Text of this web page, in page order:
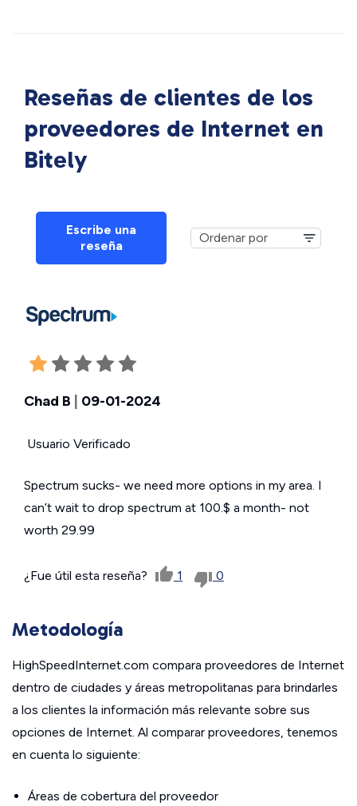
Reseñas de clientes de los
proveedores de Internet en
Bitely
Escribe una
reseña
Chad B 09-01-2024
Usuario Verificado
Spectrum sucks- we need more options in my area. I
can’t wait to drop spectrum at 100.$ a month- not
worth 29.99
¿Fue útil esta reseña? 1 0
Metodología
HighSpeedInternet.com compara proveedores de Internet
dentro de ciudades y áreas metropolitanas para brindarles
a los clientes la información más relevante sobre sus
opciones de Internet. Al comparar proveedores, tenemos
en cuenta lo siguiente:
Áreas de cobertura del proveedor